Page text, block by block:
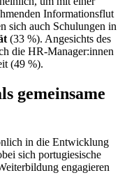
Informationsflut
sich auch Schulungen in
(33 %). Angesichts des
die HR-Manager:innen
(49 %).
gemeinsame
in die Entwicklung
sich portugiesische
engagieren